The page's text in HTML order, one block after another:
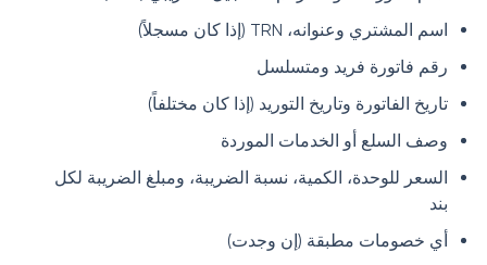
اسم المشتري وعنوانه، TRN (إذا كان مسجلاً)
رقم فاتورة فريد ومتسلسل
تاريخ الفاتورة وتاريخ التوريد (إذا كان مختلفاً)
وصف السلع أو الخدمات الموردة
السعر للوحدة، الكمية، نسبة الضريبة، ومبلغ الضريبة لكل
بند
أي خصومات مطبقة (إن وجدت)